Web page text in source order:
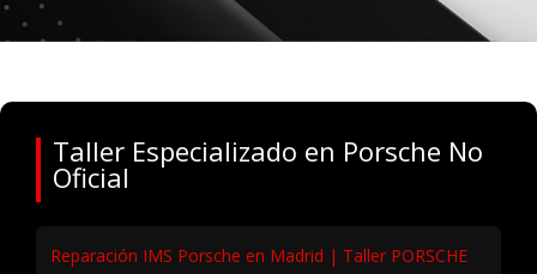
Taller Especializado en Porsche No
Oficial
Reparación IMS Porsche en Madrid | Taller PORSCHE